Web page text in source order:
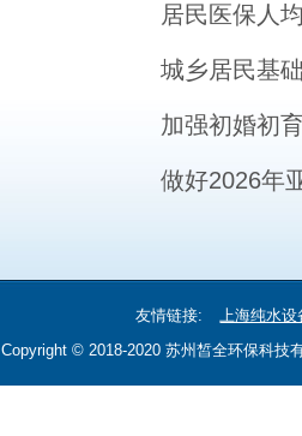
居民医保人
城乡居民基
加强初婚初
做好2026年
友情链接:
上海纯水设
Copyright © 2018-2020 苏州皙全环保科技